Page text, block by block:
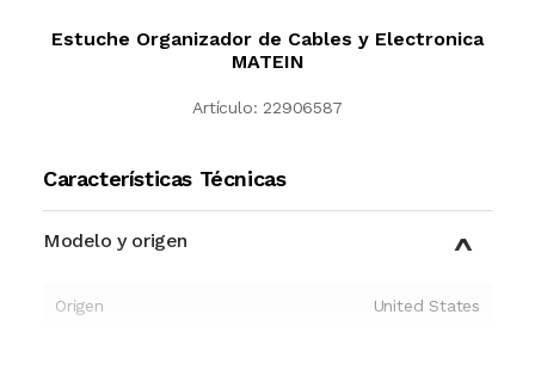
Estuche Organizador de Cables y Electronica
MATEIN
Artículo: 22906587
Características Técnicas
Modelo y origen
Origen United States